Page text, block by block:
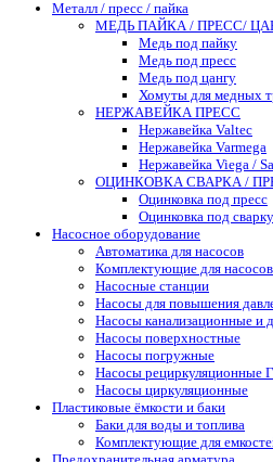
Металл / пресс / пайка
МЕДЬ ПАЙКА / ПРЕСС/
Медь под пайку
Медь под пресс
Медь под цангу
Хомуты для медных
НЕРЖАВЕЙКА ПРЕСС
Нержавейка Valtec
Нержавейка Varmega
Нержавейка Viega /
ОЦИНКОВКА СВАРКА /
Оцинковка под пресс
Оцинковка под сварку
Насосное оборудование
Автоматика для насосов
Комплектующие для насосов
Насосные станции
Насосы для повышения
Насосы канализационные и
Насосы поверхностные
Насосы погружные
Насосы рециркуляционные
Насосы циркуляционные
Пластиковые ёмкости и баки
Баки для воды и топлива
Комплектующие для